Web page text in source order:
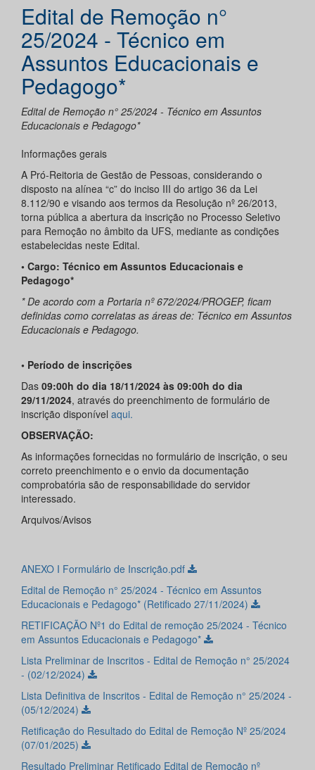
Edital de Remoção n°
25/2024 - Técnico em
Assuntos Educacionais e
Pedagogo*
Edital de Remoção n° 25/2024 - Técnico em Assuntos
Educacionais e Pedagogo*
Informações gerais
A Pró-Reitoria de Gestão de Pessoas, considerando o
disposto na alínea “c” do inciso III do artigo 36 da Lei
8.112/90 e visando aos termos da Resolução nº 26/2013,
torna pública a abertura da inscrição no Processo Seletivo
para Remoção no âmbito da UFS, mediante as condições
estabelecidas neste Edital.
• Cargo: Técnico em Assuntos Educacionais e
Pedagogo*
* De acordo com a Portaria nº 672/2024/PROGEP, ficam
definidas como correlatas as áreas de: Técnico em Assuntos
Educacionais e Pedagogo.
• Período de inscrições
Das 09:00h do dia 18/11/2024 às 09:00h do dia
29/11/2024, através do preenchimento de formulário de
inscrição disponível aqui.
OBSERVAÇÃO:
As informações fornecidas no formulário de inscrição, o seu
correto preenchimento e o envio da documentação
comprobatória são de responsabilidade do servidor
interessado.
Arquivos/Avisos
ANEXO I Formulário de Inscrição.pdf
Edital de Remoção n° 25/2024 - Técnico em Assuntos
Educacionais e Pedagogo* (Retificado 27/11/2024)
RETIFICAÇÃO Nº1 do Edital de remoção 25/2024 - Técnico
em Assuntos Educacionais e Pedagogo*
Lista Preliminar de Inscritos - Edital de Remoção n° 25/2024
- (02/12/2024)
Lista Definitiva de Inscritos - Edital de Remoção n° 25/2024 -
(05/12/2024)
Retificação do Resultado do Edital de Remoção Nº 25/2024
(07/01/2025)
Resultado Preliminar Retificado Edital de Remoção nº